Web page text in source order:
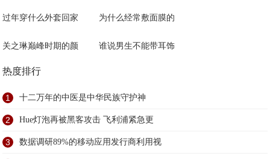
过年穿什么外套回家 为什么经常敷面膜的
关之琳巅峰时期的颜 谁说男生不能带耳饰
热度排行
1 十二万年的中医是中华民族守护神
2 Hue灯泡再被黑客攻击 飞利浦紧急更
3 数据调研89%的移动应用发行商利用视